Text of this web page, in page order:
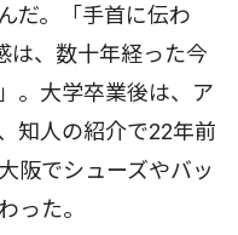
だ。「手首に伝わ
は、数十年経った今
。大学卒業後は、ア
知人の紹介で22年前
阪でシューズやバッ
った。